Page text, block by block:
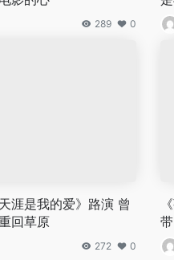
289 0
涯是我的爱》路演 曾
回草原
272 0